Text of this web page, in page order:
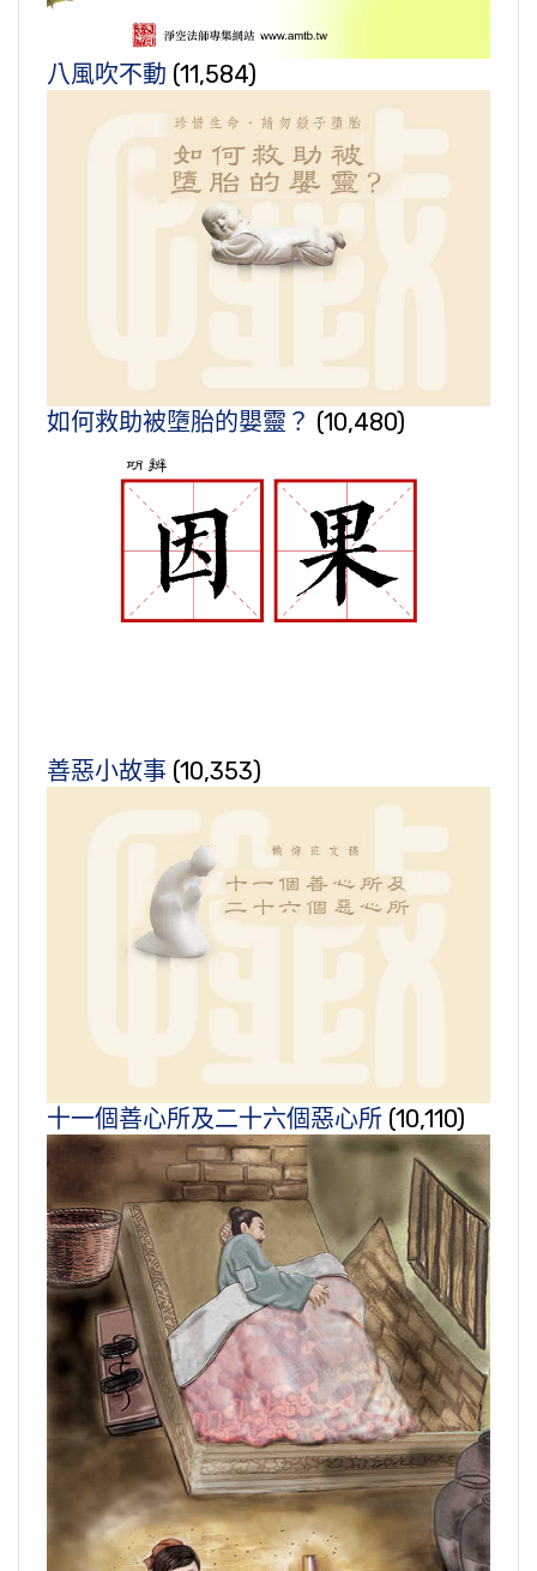
八風吹不動 (11,584)
如何救助被墮胎的嬰靈？ (10,480)
善惡小故事 (10,353)
十一個善心所及二十六個惡心所 (10,110)